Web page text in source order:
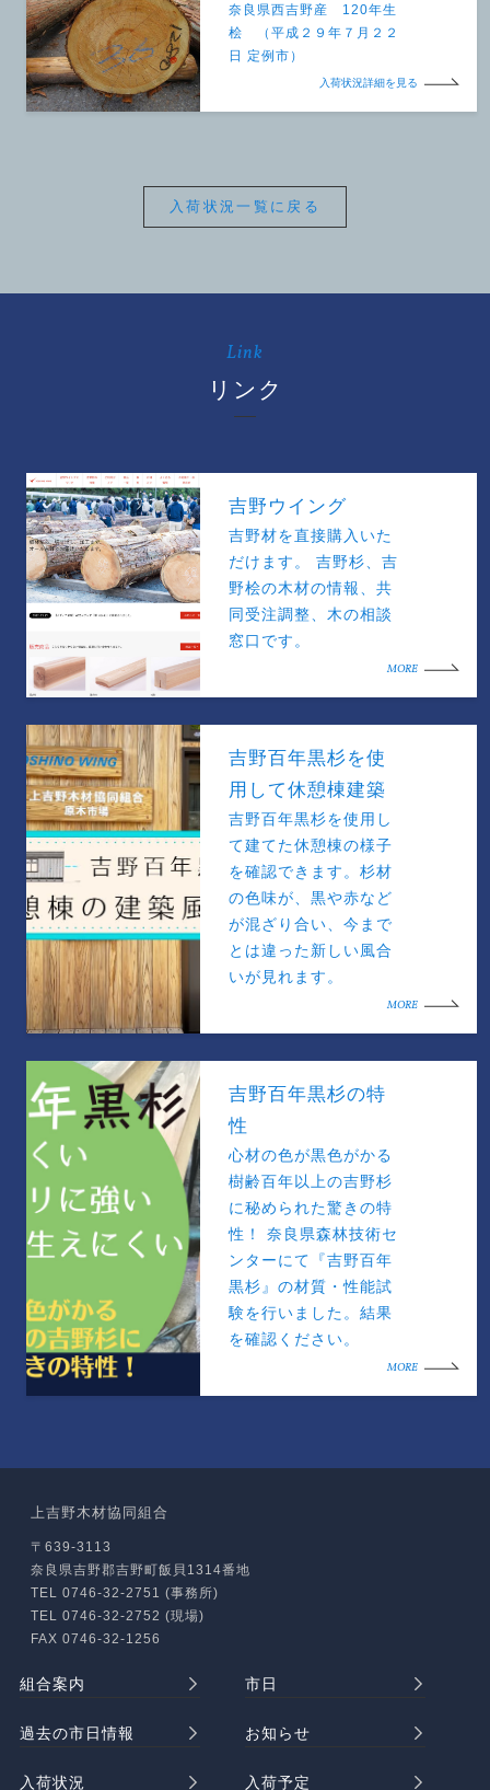
奈良県西吉野産 120年生
桧 （平成２９年７月２２
日 定例市）
入荷状況詳細を見る
入荷状況一覧に戻る
Link
リンク
吉野ウイング
吉野材を直接購入いた
だけます。 吉野杉、吉
野桧の木材の情報、共
同受注調整、木の相談
窓口です。
MORE
吉野百年黒杉を使
用して休憩棟建築
吉野百年黒杉を使用し
て建てた休憩棟の様子
を確認できます。杉材
の色味が、黒や赤など
が混ざり合い、今まで
とは違った新しい風合
いが見れます。
MORE
吉野百年黒杉の特
性
心材の色が黒色がかる
樹齢百年以上の吉野杉
に秘められた驚きの特
性！ 奈良県森林技術セ
ンターにて『吉野百年
黒杉』の材質・性能試
験を行いました。結果
を確認ください。
MORE
上吉野木材協同組合
〒639-3113
奈良県吉野郡吉野町飯貝1314番地
TEL 0746-32-2751 (事務所)
TEL 0746-32-2752 (現場)
FAX 0746-32-1256
組合案内 市日
過去の市日情報 お知らせ
入荷状況 入荷予定